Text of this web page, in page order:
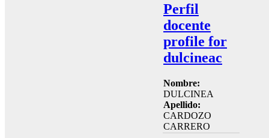
Perfil
docente
profile for
dulcineac
Nombre:
DULCINEA
Apellido:
CARDOZO
CARRERO